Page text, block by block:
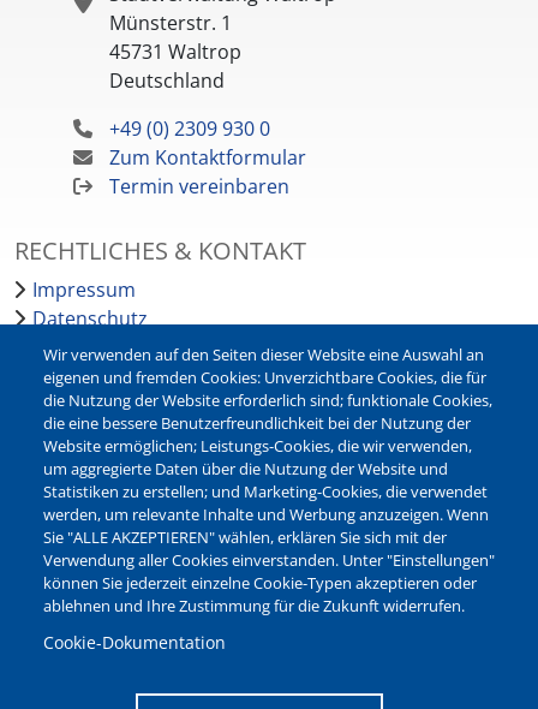
Münsterstr. 1
45731 Waltrop
Deutschland
+49 (0) 2309 930 0
Zum Kontaktformular
Termin vereinbaren
RECHTLICHES & KONTAKT
Impressum
Datenschutz
Barrierefreiheit
Leichte Sprache
Bankverbindungen
Pressestelle
Kontakt
NEWSLETTER
Jetzt die verschiedenen Newsletter der Stadt Waltrop
abonnieren:
Newsletter verwalten
Wir verwenden auf den Seiten dieser Website eine Auswahl an
eigenen und fremden Cookies: Unverzichtbare Cookies, die für
die Nutzung der Website erforderlich sind; funktionale Cookies,
die eine bessere Benutzerfreundlichkeit bei der Nutzung der
Website ermöglichen; Leistungs-Cookies, die wir verwenden,
um aggregierte Daten über die Nutzung der Website und
Statistiken zu erstellen; und Marketing-Cookies, die verwendet
werden, um relevante Inhalte und Werbung anzuzeigen. Wenn
Sie "ALLE AKZEPTIEREN" wählen, erklären Sie sich mit der
Verwendung aller Cookies einverstanden. Unter "Einstellungen"
können Sie jederzeit einzelne Cookie-Typen akzeptieren oder
ablehnen und Ihre Zustimmung für die Zukunft widerrufen.
Cookie-Dokumentation